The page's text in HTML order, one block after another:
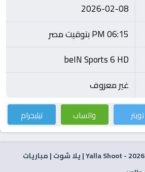
2026-02-08
06:15 PM بتوقيت مصر
beIN Sports 6 HD
غير معروف
تويتر واتساب تيليجرام
2026
- Yalla Shoot | يلا شوت | مباريات